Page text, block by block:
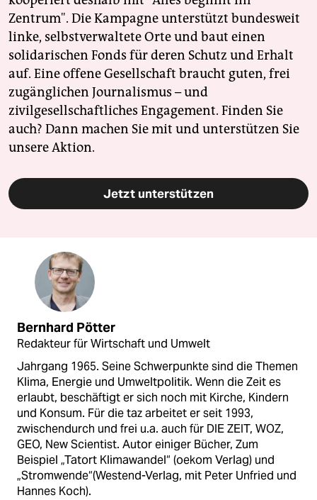
Zentrum". Die Kampagne unterstützt bundesweit
linke, selbstverwaltete Orte und baut einen
solidarischen Fonds für deren Schutz und Erhalt
auf. Eine offene Gesellschaft braucht guten, frei
zugänglichen Journalismus – und
zivilgesellschaftliches Engagement. Finden Sie
auch? Dann machen Sie mit und unterstützen Sie
unsere Aktion.
Jetzt unterstützen
Bernhard Pötter
Redakteur für Wirtschaft und Umwelt
Jahrgang 1965. Seine Schwerpunkte sind die Themen
Klima, Energie und Umweltpolitik. Wenn die Zeit es
erlaubt, beschäftigt er sich noch mit Kirche, Kindern
und Konsum. Für die taz arbeitet er seit 1993,
zwischendurch und frei u.a. auch für DIE ZEIT, WOZ,
GEO, New Scientist. Autor einiger Bücher, Zum
Beispiel „Tatort Klimawandel“ (oekom Verlag) und
„Stromwende“(Westend-Verlag, mit Peter Unfried und
Hannes Koch).